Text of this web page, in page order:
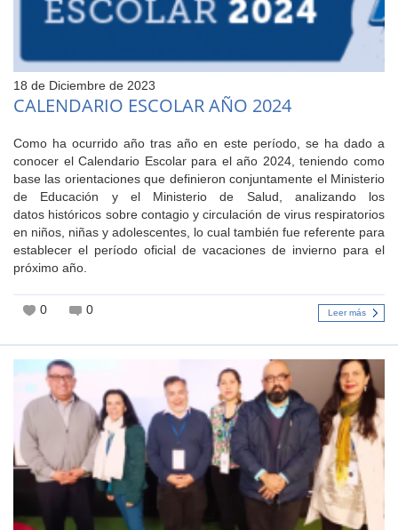
18 de Diciembre de 2023
CALENDARIO ESCOLAR AÑO 2024
Como ha ocurrido año tras año en este período, se ha dado a
conocer el Calendario Escolar para el año 2024, teniendo como
base las orientaciones que definieron conjuntamente el Ministerio
de Educación y el Ministerio de Salud, analizando los
datos históricos sobre contagio y circulación de virus respiratorios
en niños, niñas y adolescentes, lo cual también fue referente para
establecer el período oficial de vacaciones de invierno para el
próximo año.
0 0 Leer más